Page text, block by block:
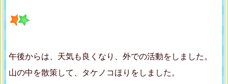
午後からは、天気も良くなり、外での活動をしました。
山の中を散策して、タケノコほりをしました。